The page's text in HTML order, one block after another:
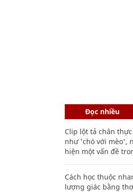
Đọc nhiều
Clip lột tả chân
như 'chó với mèo',
hiện một vấn đề
Cách học thuộc
lượng giác bằng